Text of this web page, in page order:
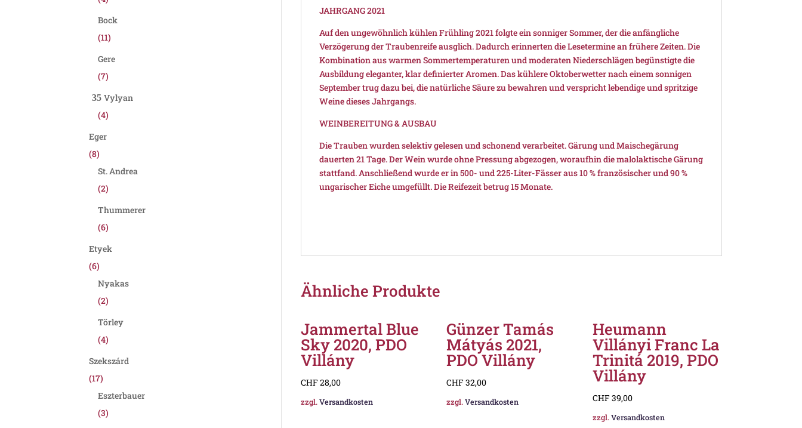
JAHRGANG 2021
Auf den ungewöhnlich kühlen Frühling 2021 folgte ein sonniger Sommer, der die anfängliche
Verzögerung der Traubenreife ausglich. Dadurch erinnerten die Lesetermine an frühere Zeiten. Die
Kombination aus warmen Sommertemperaturen und moderaten Niederschlägen begünstigte die
Ausbildung eleganter, klar definierter Aromen. Das kühlere Oktoberwetter nach einem sonnigen
September trug dazu bei, die natürliche Säure zu bewahren und verspricht lebendige und spritzige
Weine dieses Jahrgangs.
WEINBEREITUNG & AUSBAU
Die Trauben wurden selektiv gelesen und schonend verarbeitet. Gärung und Maischegärung
dauerten 21 Tage. Der Wein wurde ohne Pressung abgezogen, woraufhin die malolaktische Gärung
stattfand. Anschließend wurde er in 500- und 225-Liter-Fässer aus 10 % französischer und 90 %
ungarischer Eiche umgefüllt. Die Reifezeit betrug 15 Monate.
Ähnliche Produkte
Jammertal Blue
Sky 2020, PDO
Villány
CHF 28,00
zzgl.Versandkosten
Günzer Tamás
Mátyás 2021,
PDO Villány
CHF 32,00
zzgl.Versandkosten
Heumann
Villányi Franc La
Trinitá 2019, PDO
Villány
CHF 39,00
zzgl.Versandkosten
Bock
(11)
Gere
(7)
Vylyan
(4)
Eger
(8)
St. Andrea
(2)
Thummerer
(6)
Etyek
(6)
Nyakas
(2)
Törley
(4)
Szekszárd
(17)
Eszterbauer
(3)